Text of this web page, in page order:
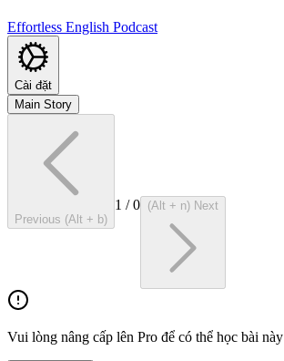
Effortless English Podcast
Cài đặt
Main Story
Previous (Alt + b)
1 /0 (Alt + n) Next
Vui lòng nâng cấp lên Pro để có thể học bài này